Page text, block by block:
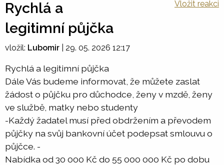
Rychlá a
legitimní půjčka
Vložit reakci
vložil: Lubomir 29. 05. 2026 12:17
Rychlá a legitimní půjčka
Dále Vás budeme informovat, že můžete zaslat
žádost o půjčku pro důchodce, ženy v mzdě, ženy
ve službě, matky nebo studenty
-Každý žadatel musí před obdržením a převodem
půjčky na svůj bankovní účet podepsat smlouvu o
půjčce. -
Nabídka od 30 000 Kč do 55 000 000 Kč po dobu